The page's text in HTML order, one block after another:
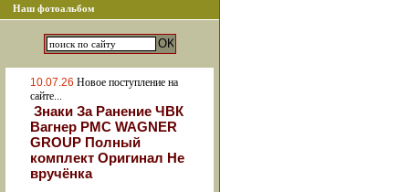
Наш фотоальбом
10.07.26 Новое поступление на
сайте...
Знаки За Ранение ЧВК
Вагнер РМС WAGNER
GROUP Полный
комплект Оригинал Не
вручёнка